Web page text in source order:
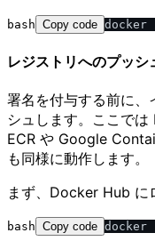
bash Copy code
レジストリへのプッシ
署名を付与する前に、
シュします。ここで
ECR や Google
も同様に動作します。
まず、Docker Hub に
bash Copy code